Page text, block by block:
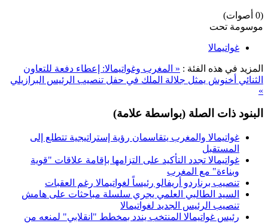
(0 أصوات)
موسومة تحت
غواتيمالا
المزيد في هذه الفئة : « المغرب وغواتيمالا: إعطاء دفعة للتعاون
الثنائي أخنوش يمثل جلالة الملك في حفل تنصيب الرئيس البرازيلي
»
البنود ذات الصلة (بواسطة علامة)
غواتيمالا والمغرب يتقاسمان رؤية إستراتيجية تتطلع إلى
المستقبل
غواتيمالا تجدد التأكيد على التزامها بإقامة علاقات "قوية
وبناءة" مع المغرب
تنصيب برناردو أريفالو رئيساً لغواتيمالا رغم العقبات
السيد الطالبي العلمي يجري سلسلة مباحثات على هامش
تنصيب الرئيس الجديد لغواتيمالا
رئيس غواتيمالا المنتخب يندد بمخطط "انقلابي" لمنعه من